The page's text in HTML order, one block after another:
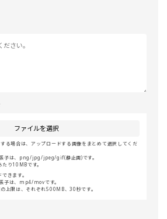
ファイルを選択
る場合は、アップロードする画像をまとめて選択してくだ
子は、png/jpg/jpeg/gif(静止画)です。
り10MBです。
きます。
子は、mp4/movです。
上限は、それぞれ500MB、30秒です。